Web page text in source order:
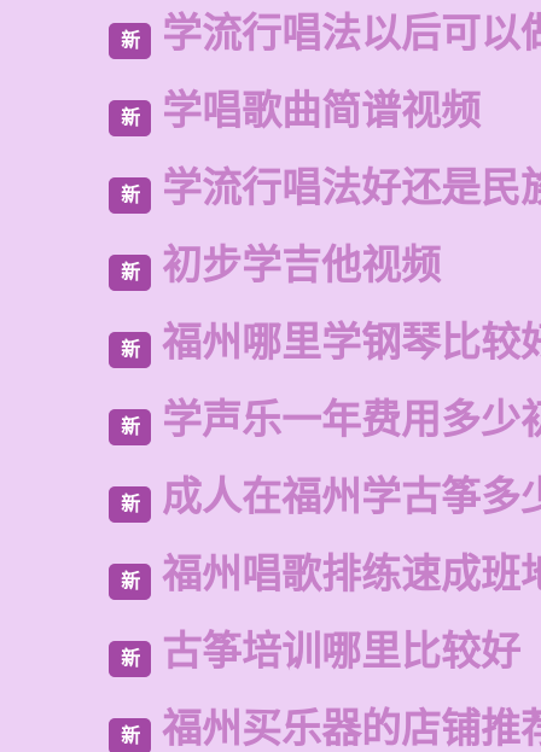
新 学流行唱法以后可以
新 学唱歌曲简谱视频
新 学流行唱法好还是民
新 初步学吉他视频
新 福州哪里学钢琴比较
新 学声乐一年费用多少
新 成人在福州学古筝多
新 福州唱歌排练速成班
新 古筝培训哪里比较好
新 福州买乐器的店铺推